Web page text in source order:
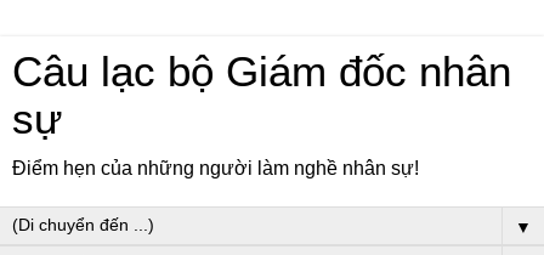
Câu lạc bộ Giám đốc nhân
sự
Điểm hẹn của những người làm nghề nhân sự!
▼